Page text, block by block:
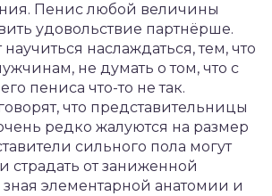
Пенис любой величины
удовольствие партнёрше.
наслаждаться, тем, что
не думать о том, что с
пениса что-то не так.
что представительницы
редко жалуются на размер
сильного пола могут
страдать от заниженной
элементарной анатомии и